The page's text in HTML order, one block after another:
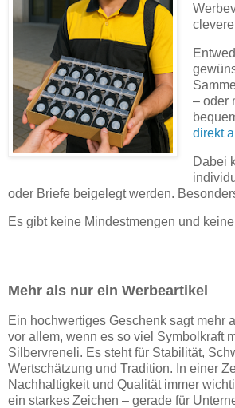
– oder
direkt
Dabei
oder Briefe beigelegt werden.
Es gibt keine Mindestmengen und
Mehr als nur ein Werbeartikel
Ein hochwertiges Geschenk sagt mehr
vor allem, wenn es so viel Symbolkraft
Silbervreneli. Es steht für Stabilität,
Wertschätzung und Tradition. In einer
Nachhaltigkeit und Qualität immer
ein starkes Zeichen – gerade für